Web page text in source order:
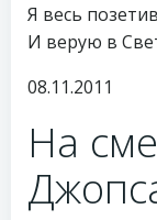
Я весь
И верую в
08.11.2011
На